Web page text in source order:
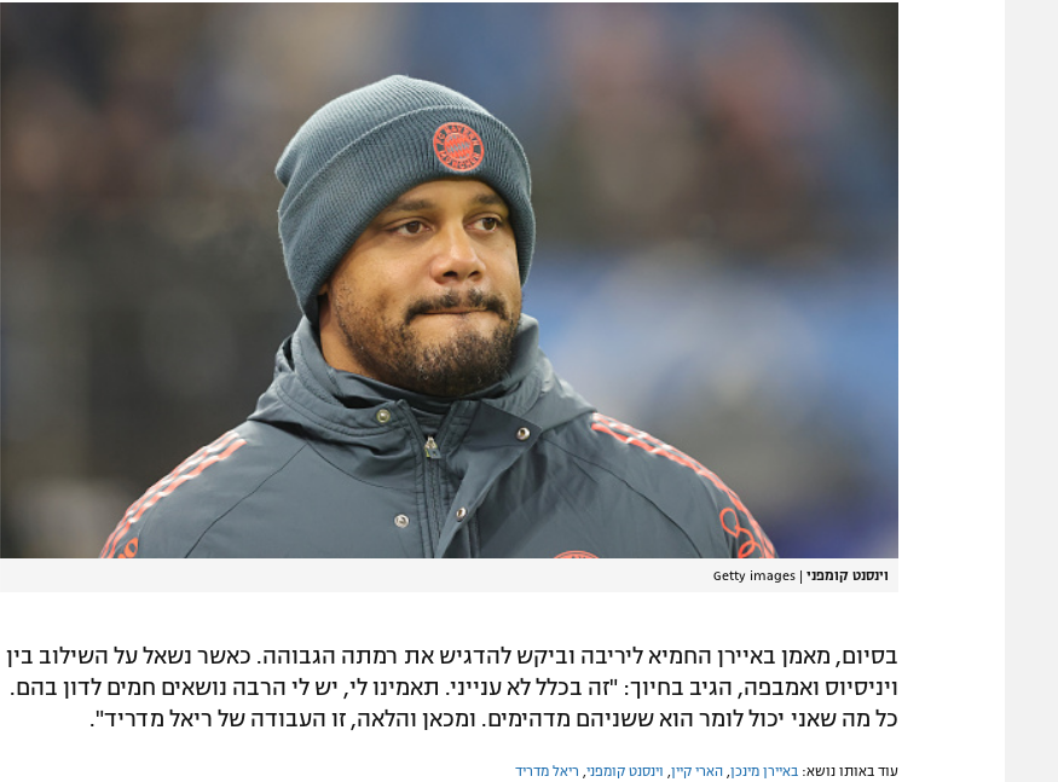
וינסנט קומפני |
Getty images
בסיום, מאמן באיירן החמיא ליריבה וביקש להדגיש את רמתה הגבוהה. כאשר נשאל על השילוב בין
ויניסיוס ואמבפה, הגיב בחיוך: "זה בכלל לא ענייני. תאמינו לי, יש לי הרבה נושאים חמים לדון בהם.
כל מה שאני יכול לומר הוא ששניהם מדהימים. ומכאן והלאה, זו העבודה של ריאל מדריד".
עוד באותו נושא: באיירן מינכן הארי קיין וינסנט קומפני ריאל מדריד